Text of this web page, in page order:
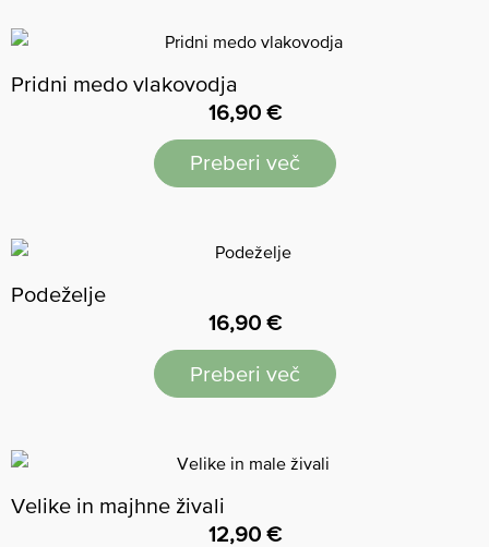
Pridni medo vlakovodja
16,90 €
Preberi več
Podeželje
16,90 €
Preberi več
Velike in majhne živali
12,90 €